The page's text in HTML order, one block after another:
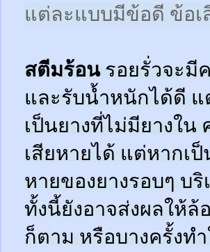
แต่ละแบบมีข้อดี ข้อเ
สตีมร้อนรอยรั่วจะมี
และรับน้ำหนักได้ดี แ
เป็นยางที่ไม่มียางใน
เสียหายได้ แต่หากเ
หายของยางรอบๆ บ
ทั้งนี้ยังอาจส่งผลให้ล้
ก็ตาม หรือบางครั้งท